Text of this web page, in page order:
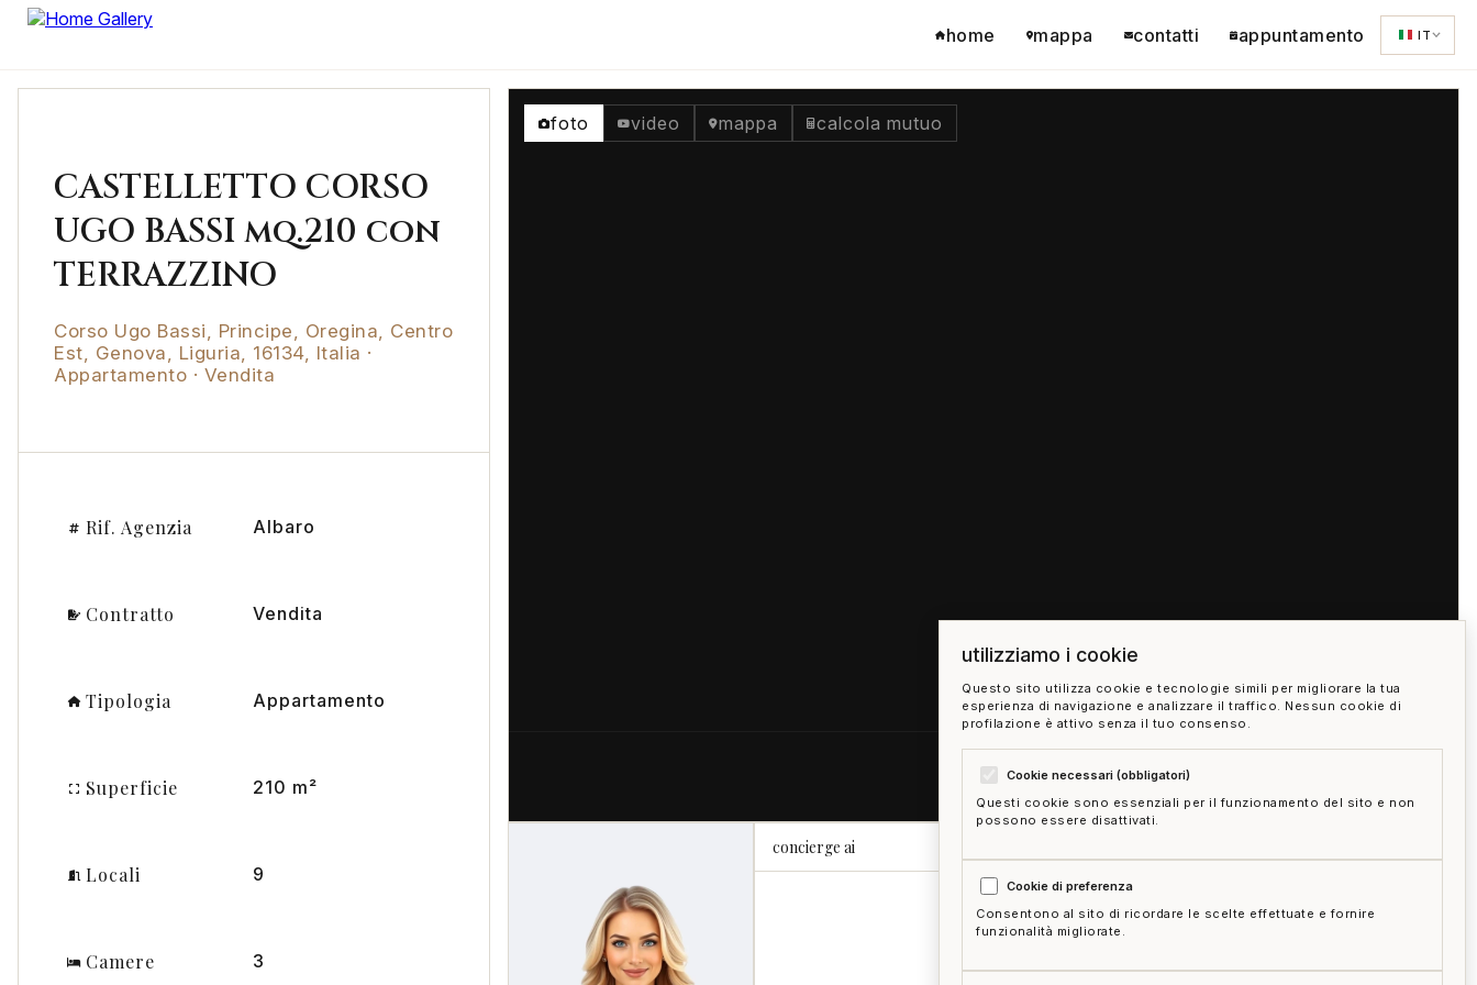
home mappa contatti appuntamento IT
CASTELLETTO CORSO
UGO BASSI mq.210 con
TERRAZZINO
Corso Ugo Bassi, Principe, Oregina, Centro
Est, Genova, Liguria, 16134, Italia ·
Appartamento · Vendita
Rif. Agenzia Albaro
Contratto Vendita
Tipologia Appartamento
Superficie 210 m²
Locali 9
Camere 3
foto video mappa calcola mutuo
concierge ai
utilizziamo i cookie
Questo sito utilizza cookie e tecnologie simili per migliorare la tua
esperienza di navigazione e analizzare il traffico. Nessun cookie di
profilazione è attivo senza il tuo consenso.
Cookie necessari (obbligatori)
Questi cookie sono essenziali per il funzionamento del sito e non
possono essere disattivati.
Cookie di preferenza
Consentono al sito di ricordare le scelte effettuate e fornire
funzionalità migliorate.